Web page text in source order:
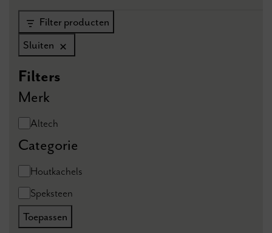
Filter producten
Sluiten
Filters
Merk
MerkAltech
Categorie
Categorie
Houtkachels
Speksteen
Toepassen